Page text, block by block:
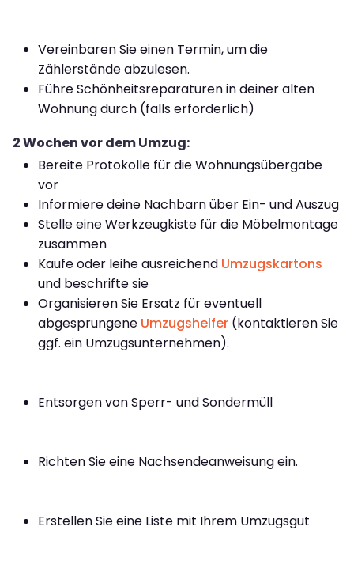
Vereinbaren Sie einen Termin, um die
Zählerstände abzulesen.
Führe Schönheitsreparaturen in deiner alten
Wohnung durch (falls erforderlich)
2 Wochen vor dem Umzug:
Bereite Protokolle für die Wohnungsübergabe
vor
Informiere deine Nachbarn über Ein- und Auszug
Stelle eine Werkzeugkiste für die Möbelmontage
zusammen
Kaufe oder leihe ausreichend Umzugskartons
und beschrifte sie
Organisieren Sie Ersatz für eventuell
abgesprungene Umzugshelfer (kontaktieren Sie
ggf. ein Umzugsunternehmen).
Entsorgen von Sperr- und Sondermüll
Richten Sie eine Nachsendeanweisung ein.
Erstellen Sie eine Liste mit Ihrem Umzugsgut